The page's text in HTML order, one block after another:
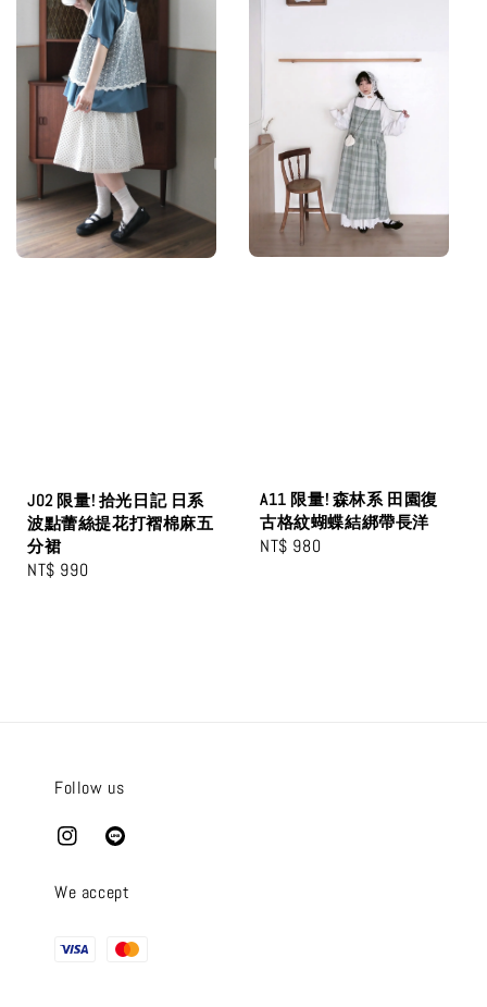
J02 限量! 拾光日記 日系
波點蕾絲提花打褶棉麻五
分裙
Regular
NT$ 990
A11 限量! 森林系 田園復
古格紋蝴蝶結綁帶長洋
Regular
NT$ 980
Follow us
We accept